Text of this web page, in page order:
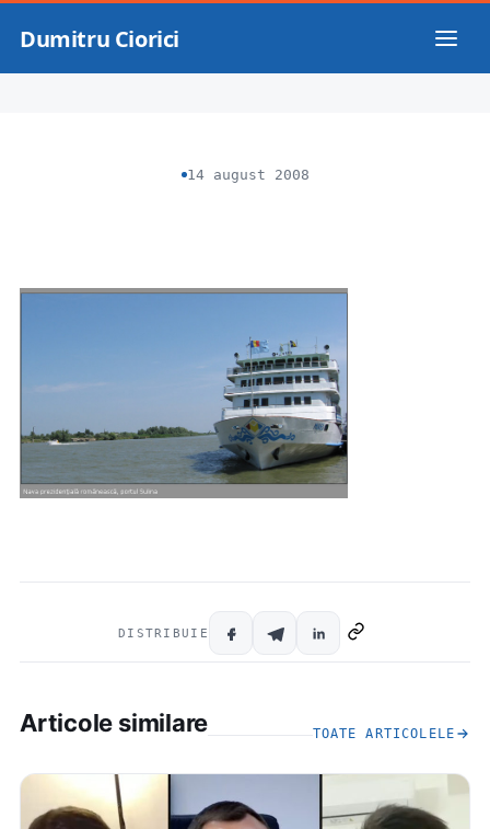
Dumitru Ciorici
14 august 2008
DISTRIBUIE
Articole similare TOATE ARTICOLELE